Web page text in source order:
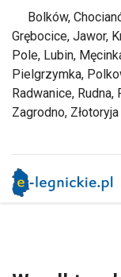
Bolków,
Grębocice, Jawor,
Pole, Lubin,
Pielgrzymka,
Radwanice, Rudna,
Zagrodno, Złotoryja